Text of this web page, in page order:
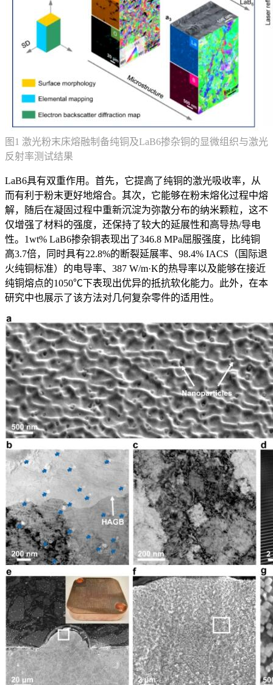
图1 激光粉末床熔融制备纯铜及LaB6掺杂铜的显微组织与激光
反射率测试结果
LaB6具有双重作用。首先，它提高了纯铜的激光吸收率，从
而有利于粉末更好地熔合。其次，它能够在粉末熔化过程中熔
解，随后在凝固过程中重新沉淀为弥散分布的纳米颗粒，这不
仅增强了材料的强度，还保持了较大的延展性和高导热/导电
性。1wt% LaB6掺杂铜表现出了346.8 MPa屈服强度，比纯铜
高3.7倍，同时具有22.8%的断裂延展率、98.4% IACS（国际退
火纯铜标准）的电导率、387 W/m·K的热导率以及能够在接近
纯铜熔点的1050℃下表现出优异的抵抗软化能力。此外，在本
研究中也展示了该方法对几何复杂零件的适用性。